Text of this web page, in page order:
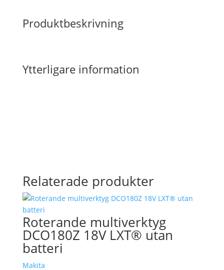
Produktbeskrivning
Ytterligare information
Relaterade produkter
Roterande multiverktyg
DCO180Z 18V LXT® utan
batteri
Makita